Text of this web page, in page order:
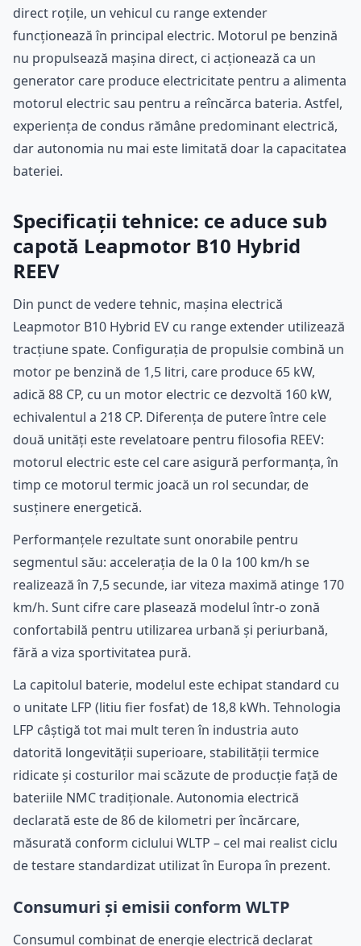
direct roțile, un vehicul cu range extender
funcționează în principal electric. Motorul pe benzină
nu propulsează mașina direct, ci acționează ca un
generator care produce electricitate pentru a alimenta
motorul electric sau pentru a reîncărca bateria. Astfel,
experiența de condus rămâne predominant electrică,
dar autonomia nu mai este limitată doar la capacitatea
bateriei.
Specificații tehnice: ce aduce sub
capotă Leapmotor B10 Hybrid
REEV
Din punct de vedere tehnic, mașina electrică
Leapmotor B10 Hybrid EV cu range extender utilizează
tracțiune spate. Configurația de propulsie combină un
motor pe benzină de 1,5 litri, care produce 65 kW,
adică 88 CP, cu un motor electric ce dezvoltă 160 kW,
echivalentul a 218 CP. Diferența de putere între cele
două unități este revelatoare pentru filosofia REEV:
motorul electric este cel care asigură performanța, în
timp ce motorul termic joacă un rol secundar, de
susținere energetică.
Performanțele rezultate sunt onorabile pentru
segmentul său: accelerația de la 0 la 100 km/h se
realizează în 7,5 secunde, iar viteza maximă atinge 170
km/h. Sunt cifre care plasează modelul într-o zonă
confortabilă pentru utilizarea urbană și periurbană,
fără a viza sportivitatea pură.
La capitolul baterie, modelul este echipat standard cu
o unitate LFP (litiu fier fosfat) de 18,8 kWh. Tehnologia
LFP câștigă tot mai mult teren în industria auto
datorită longevității superioare, stabilității termice
ridicate și costurilor mai scăzute de producție față de
bateriile NMC tradiționale. Autonomia electrică
declarată este de 86 de kilometri per încărcare,
măsurată conform ciclului WLTP – cel mai realist ciclu
de testare standardizat utilizat în Europa în prezent.
Consumuri și emisii conform WLTP
Consumul combinat de energie electrică declarat